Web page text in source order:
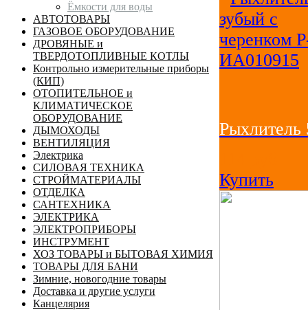
Ёмкости для воды
АВТОТОВАРЫ
ГАЗОВОЕ ОБОРУДОВАНИЕ
ДРОВЯНЫЕ и
ТВЕРДОТОПЛИВНЫЕ КОТЛЫ
Контрольно измерительные приборы
(КИП)
ОТОПИТЕЛЬНОЕ и
КЛИМАТИЧЕСКОЕ
ОБОРУДОВАНИЕ
ДЫМОХОДЫ
ВЕНТИЛЯЦИЯ
Электрика
СИЛОВАЯ ТЕХНИКА
СТРОЙМАТЕРИАЛЫ
ОТДЕЛКА
САНТЕХНИКА
ЭЛЕКТРИКА
ЭЛЕКТРОПРИБОРЫ
ИНСТРУМЕНТ
ХОЗ ТОВАРЫ и БЫТОВАЯ ХИМИЯ
ТОВАРЫ ДЛЯ БАНИ
Зимние, новогодние товары
Доставка и другие услуги
Канцелярия
Купить